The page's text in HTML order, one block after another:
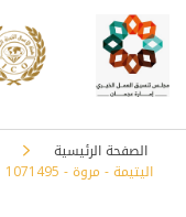
الصفحة الرئيسية
اليتيمة - مروة - 1071495